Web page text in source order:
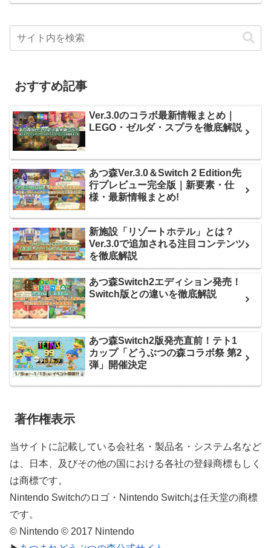
おすすめ記事
Ver.3.0のコラボ最新情報まとめ｜
LEGO・ゼルダ・スプラを徹底解説
あつ森Ver.3.0＆Switch 2 Edition先
行プレビュー完全版｜新要素・仕
様・最新情報まとめ!
新施設「リゾートホテル」とは？
Ver.3.0で追加される注目コンテンツ
を徹底解説
あつ森Switch2エディション発売！
Switch版との違いを徹底解説
あつ森Switch2版発売直前！テト1
カップ「どうぶつの森コラボ祭 第2
弾」開催決定
著作権表示
当サイトに記載している会社名・製品名・システム名など
は、日本、及びその他の国における各社の登録商標もしく
は商標です。
Nintendo Switchのロゴ・Nintendo Switchは任天堂の商標
です。
© Nintendo © 2017 Nintendo